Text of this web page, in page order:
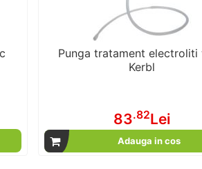
Punga tratament electroliti
Kerbl
83.82Lei
Adauga in cos